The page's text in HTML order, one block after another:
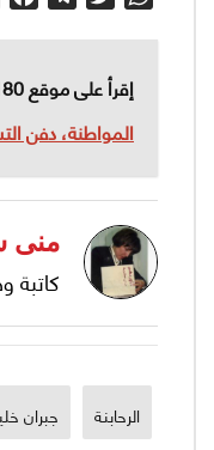
إقرأ على موقع 180
المواطنة، دفن
منى
كاتبة
الرحابنة جبران